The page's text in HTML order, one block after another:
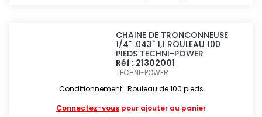
CHAINE DE TRONCONNEUSE
1/4" .043" 1,1 ROULEAU 100
PIEDS TECHNI-POWER
Réf : 21302001
TECHNI-POWER
Conditionnement : Rouleau de 100 pieds
Connectez-vous pour ajouter au panier